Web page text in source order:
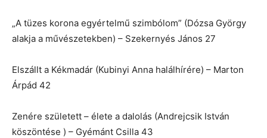
„A tüzes korona egyértelmű szimbólom” (Dózsa György
alakja a művészetekben) – Szekernyés János 27
Elszállt a Kékmadár (Kubinyi Anna halálhírére) – Marton
Árpád 42
Zenére született – élete a dalolás (Andrejcsik István
köszöntése ) – Gyémánt Csilla 43